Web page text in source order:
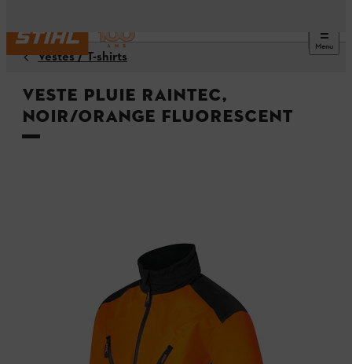
Menu
Vestes / T-shirts
Veste pluie RAINTEC,
noir/orange fluorescent